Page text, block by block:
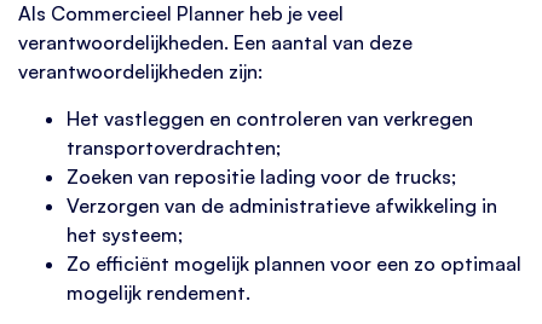
Als Commercieel Planner heb je veel
verantwoordelijkheden. Een aantal van deze
verantwoordelijkheden zijn:
Het vastleggen en controleren van verkregen
transportoverdrachten;
Zoeken van repositie lading voor de trucks;
Verzorgen van de administratieve afwikkeling in
het systeem;
Zo efficiënt mogelijk plannen voor een zo optimaal
mogelijk rendement.